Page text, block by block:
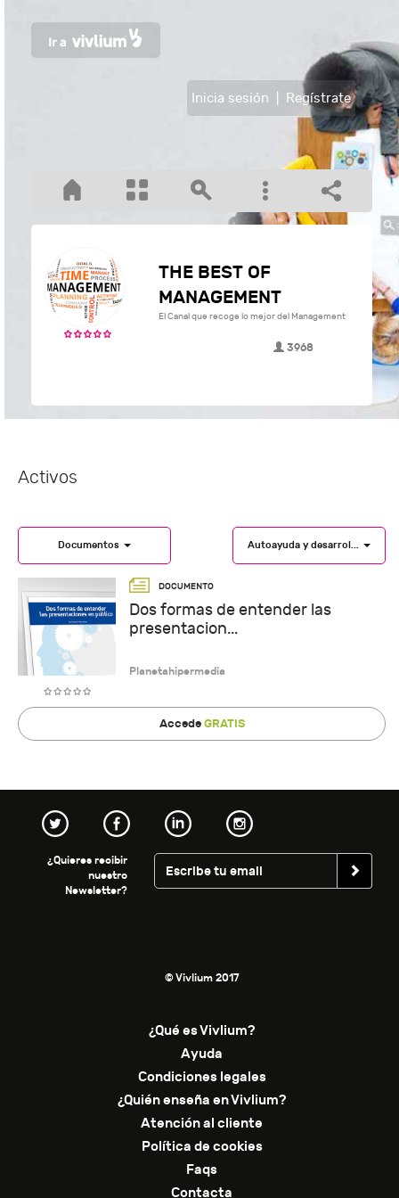
Inicia sesión Regístrate
THE BEST OF
MANAGEMENT
El Canal que recoge lo mejor del Management
3968
Activos
Documentos Autoayuda y desarrol...
Dos formas de entender las
presentacion...
Planetahipermedia
AccedeGRATIS
¿Quieres recibir
nuestro
Newsletter?
© Vivlium 2017
¿Qué es Vivlium?
Ayuda
Condiciones legales
¿Quién enseña en Vivlium?
Atención al cliente
Política de cookies
Faqs
Contacta